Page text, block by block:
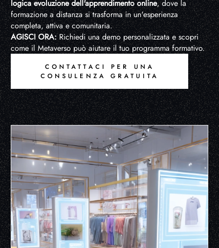
logica evoluzione dell'apprendimento online, dove la
formazione a distanza si trasforma in un'esperienza
completa, attiva e comunitaria.
AGISCI ORA:Richiedi una demo personalizzata e scopri
come il Metaverso può aiutare il tuo programma formativo.
CONTATTACI PER UNA
CONSULENZA GRATUITA